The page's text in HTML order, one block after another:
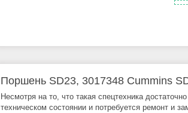
Поршень SD23, 3017348 Cummins
Несмотря на то, что такая спецтехника
техническом состоянии и потребуется ремонт и